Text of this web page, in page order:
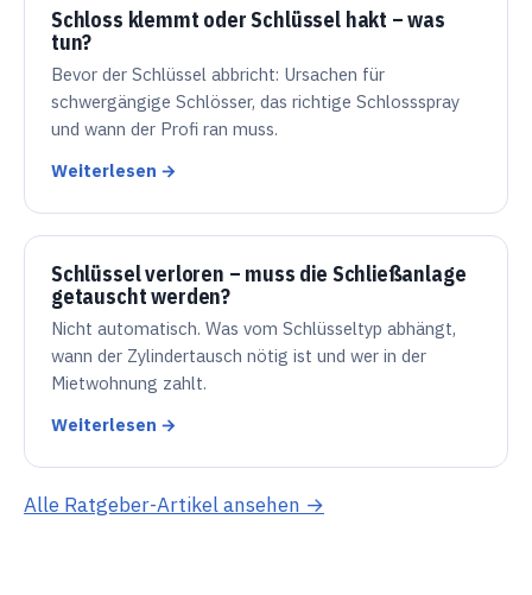
Schloss klemmt oder Schlüssel hakt – was
tun?
Bevor der Schlüssel abbricht: Ursachen für
schwergängige Schlösser, das richtige Schlossspray
und wann der Profi ran muss.
Weiterlesen →
Schlüssel verloren – muss die Schließanlage
getauscht werden?
Nicht automatisch. Was vom Schlüsseltyp abhängt,
wann der Zylindertausch nötig ist und wer in der
Mietwohnung zahlt.
Weiterlesen →
Alle Ratgeber-Artikel ansehen →